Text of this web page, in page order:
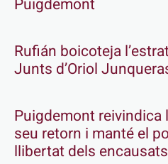
Puigdemont
Rufián boicoteja
Junts d’Oriol
Puigdemont reivindica
seu retorn i manté el
llibertat dels encausats